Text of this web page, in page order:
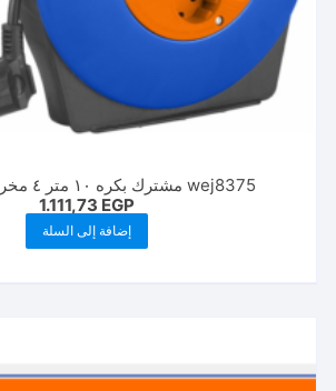
wej8375 مشترك بكره ١٠ متر ٤ مخرج wadfow
1.111,73 EGP
إضافة إلى السلة